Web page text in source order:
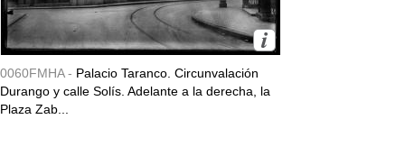
0060FMHA - Palacio Taranco. Circunvalación
Durango y calle Solís. Adelante a la derecha, la
Plaza Zab...